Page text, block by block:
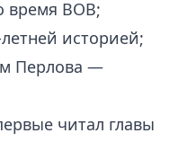
время ВОВ;
историей;
Перлова —
читал главы